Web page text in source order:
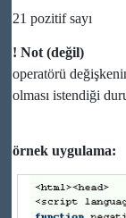
21 pozitif sayı
! Not (değil)
operatörü
olması istendiği
örnek uygulama: